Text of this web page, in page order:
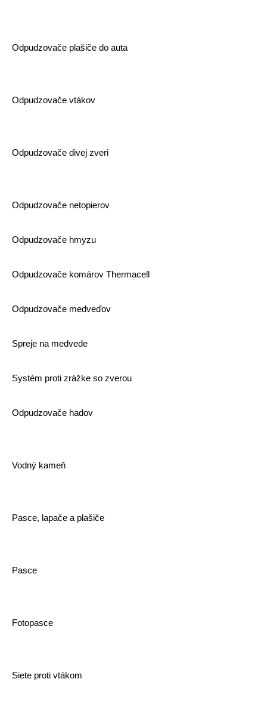
Odpudzovače plašiče do auta
Odpudzovače vtákov
Odpudzovače divej zveri
Odpudzovače netopierov
Odpudzovače hmyzu
Odpudzovače komárov Thermacell
Odpudzovače medveďov
Spreje na medvede
Systém proti zrážke so zverou
Odpudzovače hadov
Vodný kameň
Pasce, lapače a plašiče
Pasce
Fotopasce
Siete proti vtákom